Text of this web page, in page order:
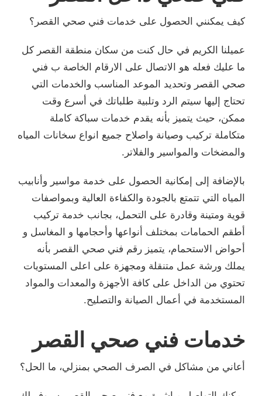
كيف يمكنني الحصول على خدمات فني صحي القصر؟
عميلنا الكريم في حال كنت من سكان منطقة القصر كل
ما عليك فعله هو الاتصال على الارقام الخاصة ب فني
صحي القصر وتحديد الموعد المناسب والخدمات التي
تحتاج إليها سيتم الرد وتلبية طلباتك في أسرع وقت
ممكن، حيث يتميز بأنه يقدم خدمات سباكة كاملة
متكاملة تركيب وصيانة واصلاح جميع انواع سخانات المياه
والمضخات والمواسير والفلاتر.
بالإضافة إلى إمكانية الحصول على خدمة مواسير وأنابيب
المياه التي تتمتع بالجودة والكفاءة العالية وبمواصفات
قوية ومتينة وقادرة على التحمل، بجانب خدمة تركيب
أطقم الحمامات بمختلف أنواعها وأحجامها و المغاسل و
أحواض الاستحمام، يتميز رقم فني صحي القصر بأنه
يملك ورشة عمل متنقلة ومجهزة على اعلى المستويات
تحتوي من الداخل على كافة الأجهزة والمعدات والمواد
المستخدمة في أعمال الصيانة والتصليح.
خدمات فني صحي القصر
أعاني من مشاكل في الصرف الصحي بمنزلي، ما الحل؟